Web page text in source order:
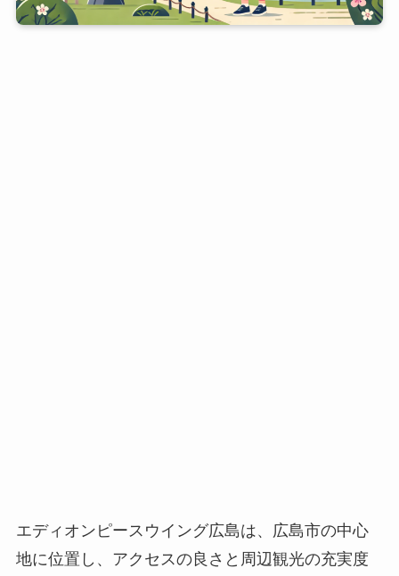
エディオンピースウイング広島は、広島市の中心
地に位置し、アクセスの良さと周辺観光の充実度